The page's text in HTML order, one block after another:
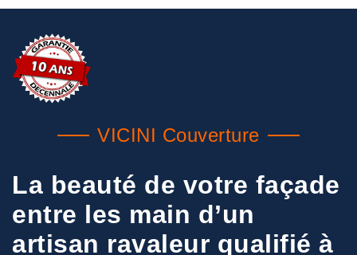
VICINI Couverture
La beauté de votre façade
entre les main d’un
artisan ravaleur qualifié à